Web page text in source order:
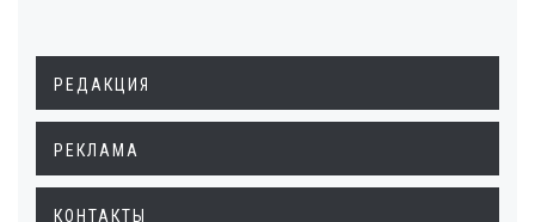
РЕДАКЦИЯ
РЕКЛАМА
КОНТАКТЫ